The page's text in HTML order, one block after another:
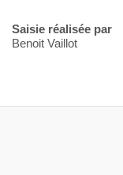
Saisie réalisée par
Benoit Vaillot